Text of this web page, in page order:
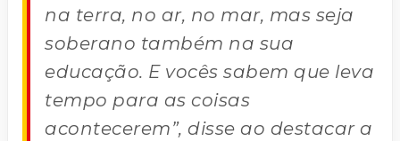
na terra, no ar, no mar, mas seja
soberano também na sua
educação. E vocês sabem que leva
tempo para as coisas
acontecerem”, disse ao destacar a